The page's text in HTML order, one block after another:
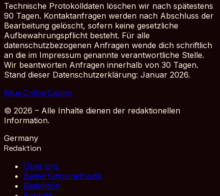
Technische Protokolldaten löschen wir nach spätestens
90 Tagen. Kontaktanfragen werden nach Abschluss der
Bearbeitung gelöscht, sofern keine gesetzliche
Aufbewahrungspflicht besteht. Für alle
datenschutzbezogenen Anfragen wende dich schriftlich
an die im Impressum genannte verantwortliche Stelle.
Wir beantworten Anfragen innerhalb von 30 Tagen.
Stand dieser Datenschutzerklärung: Januar 2026.
Neue Online Casino
© 2026 – Alle Inhalte dienen der redaktionellen
Information.
Germany
Redaktion
Über uns
Bewertungsmethodik
Redaktion